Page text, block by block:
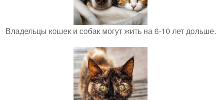
Владельцы кошек и собак могут жить на 6-10 лет дольше.